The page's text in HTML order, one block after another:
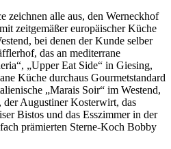
zeichnen alle aus, den Werneckhof
zeitgemäßer europäischer Küche
bei denen der Kunde selber
das an mediterrane
„Upper Eat Side“ in Giesing,
Küche durchaus Gourmetstandard
„Marais Soir“ im Westend,
Augustiner Kosterwirt, das
Bistos und das Esszimmer in der
prämierten Sterne-Koch Bobby